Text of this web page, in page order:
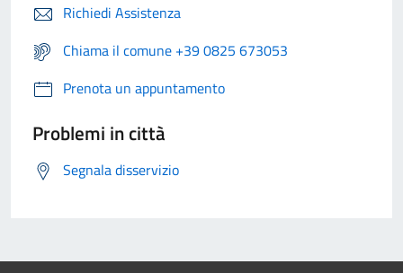
Richiedi Assistenza
Chiama il comune +39 0825 673053
Prenota un appuntamento
Problemi in città
Segnala disservizio